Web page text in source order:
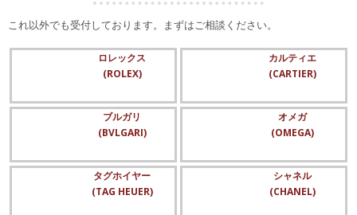
これ以外でも受付しております。まずはご相談ください。
ロレックス
(ROLEX)
カルティエ
(CARTIER)
ブルガリ
(BVLGARI)
オメガ
(OMEGA)
タグホイヤー
(TAG HEUER)
シャネル
(CHANEL)